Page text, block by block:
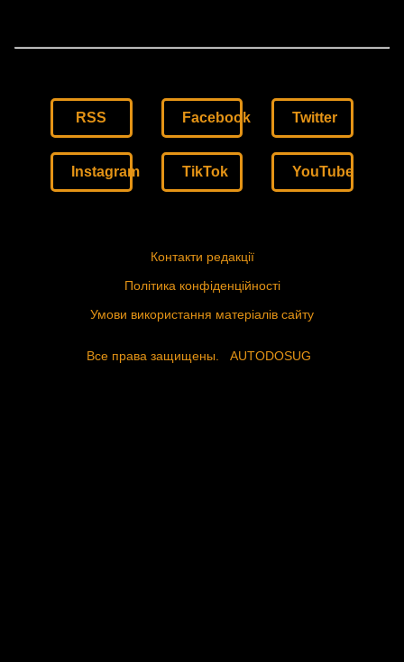
RSS Facebook Twitter
Instagram TikTok YouTube
Контакти редакції
Політика конфіденційності
Умови використання матеріалів сайту
Все права защищены. AUTODOSUG